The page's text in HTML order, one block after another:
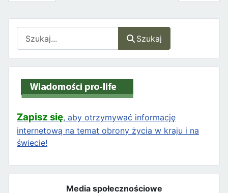
Szukaj
Zapisz się, aby otrzymywać informację
internetową na temat obrony życia w kraju i na
świecie!
Media społecznościowe